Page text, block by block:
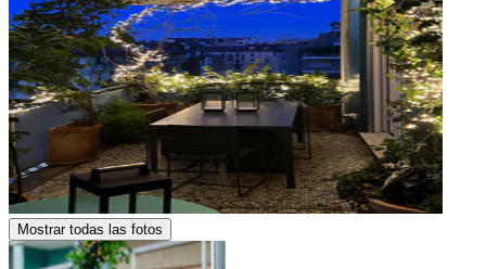
Mostrar todas las fotos